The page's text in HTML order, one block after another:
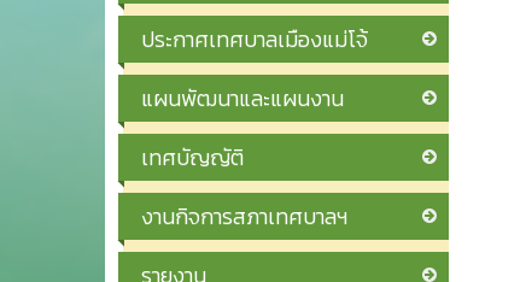
ประกาศเทศบาลเมืองแม่โจ้
แผนพัฒนาและแผนงาน
เทศบัญญัติ
งานกิจการสภาเทศบาลฯ
รายงาน